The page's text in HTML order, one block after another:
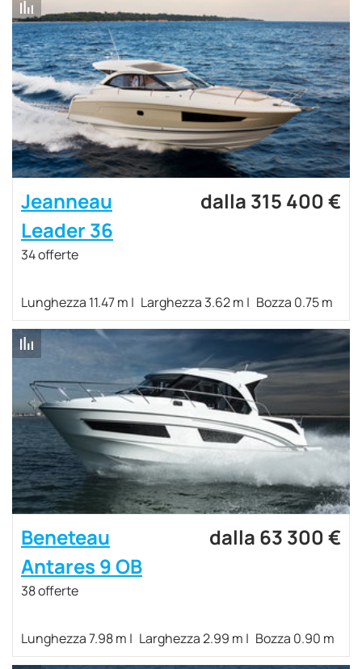
Jeanneau
Leader 36
34 offerte
dalla 315 400 €
Lunghezza 11.47 m Larghezza 3.62 m Bozza 0.75 m
Beneteau
Antares 9 OB
38 offerte
dalla 63 300 €
Lunghezza 7.98 m Larghezza 2.99 m Bozza 0.90 m